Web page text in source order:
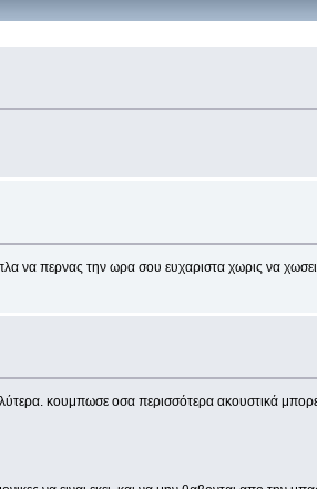
να περνας την ωρα σου ευχαριστα χωρις να
κουμπωσε οσα περισσότερα ακουστικά